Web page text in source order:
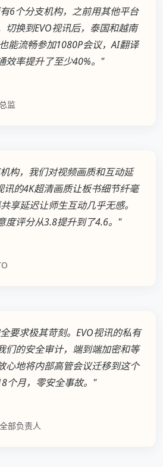
6个分支机构，之前用其他平台
切换到EVO视讯后，泰国和越南
能流畅参加1080P会议，AI翻译
效率提升了至少40%。"
监
构，我们对视频画质和互动延
讯的4K超清画质让板书细节纤毫
享延迟让师生互动几乎无感。
度评分从3.8提升到了4.6。"
要求极其苛刻。EVO视讯的私有
们的安全审计，端到端加密和等
心地将内部高管会议迁移到这个
个月，零安全事故。"
部负责人